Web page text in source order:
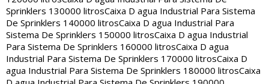
Sprinklers 130000 litrosCaixa D agua Industrial Para Sistema
De Sprinklers 140000 litrosCaixa D agua Industrial Para
Sistema De Sprinklers 150000 litrosCaixa D agua Industrial
Para Sistema De Sprinklers 160000 litrosCaixa D agua
Industrial Para Sistema De Sprinklers 170000 litrosCaixa D
agua Industrial Para Sistema De Sprinklers 180000 litrosCaixa